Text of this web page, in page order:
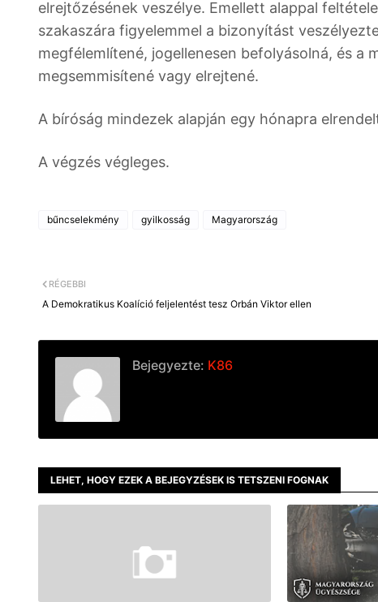
elrejtőzésének veszélye. Emellett alappal
szakaszára figyelemmel a bizonyítást
megfélemlítené, jogellenesen befolyásolná, és
megsemmisítené vagy elrejtené.
A bíróság mindezek alapján egy hónapra
A végzés végleges.
bűncselekmény gyilkosság Magyarország
RÉGEBBI
A Demokratikus Koalíció feljelentést tesz Orbán Viktor ellen
Bejegyezte: K86
LEHET, HOGY EZEK A BEJEGYZÉSEK IS TETSZENI FOGNAK